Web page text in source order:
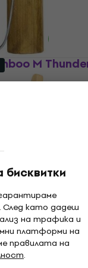
бисквитки
като дадеш
на трафика и
платформи на
правилата на
.
M
S029-1
(Като
отстъпка